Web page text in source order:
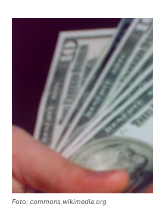
Foto: commons.wikimedia.org